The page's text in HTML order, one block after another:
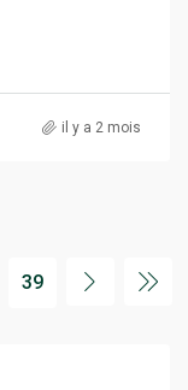
il y a 2 mois
39